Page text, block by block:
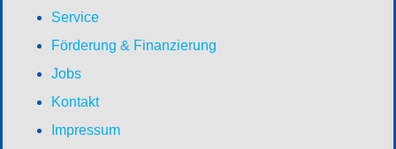
Service
Förderung & Finanzierung
Jobs
Kontakt
Impressum